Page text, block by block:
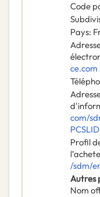
Code
Pays:
ce.com
com/
Profil
/sdm/
Autres
Nom